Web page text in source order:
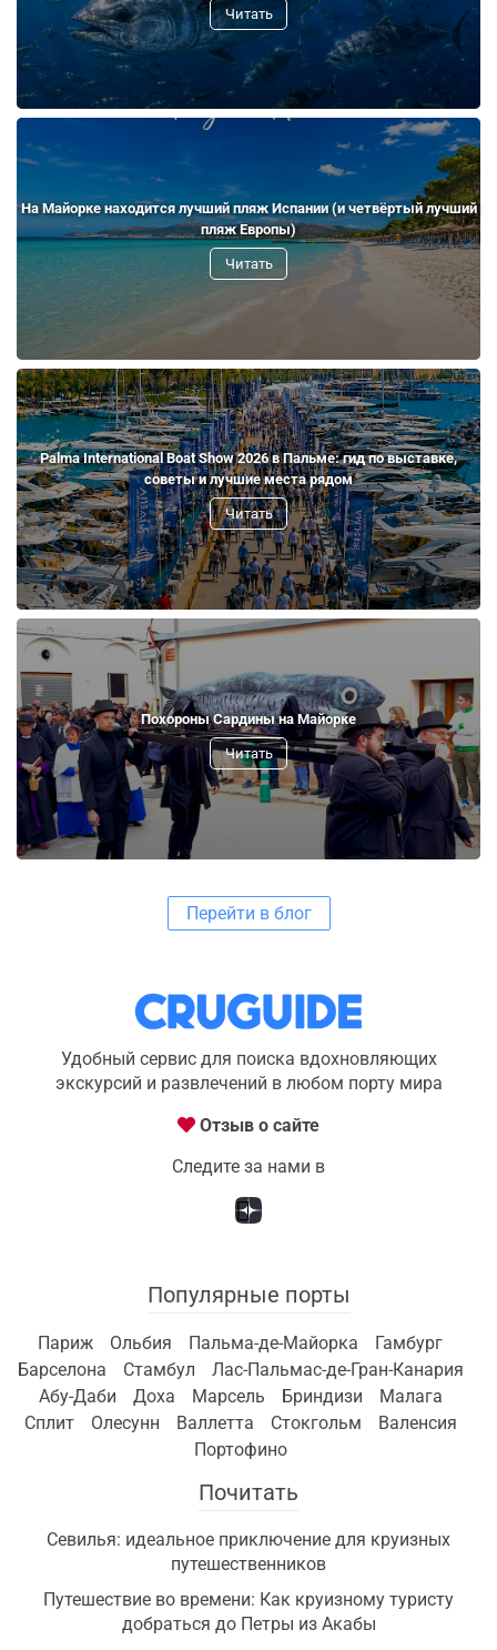
Читать
На Майорке находится лучший пляж Испании (и четвёртый лучший
пляж Европы)
Читать
Palma International Boat Show 2026 в Пальме: гид по выставке,
советы и лучшие места рядом
Читать
Похороны Сардины на Майорке
Читать
Перейти в блог
Удобный сервис для поиска вдохновляющих
экскурсий и развлечений в любом порту мира
Отзыв о сайте
Следите за нами в
Популярные порты
Париж Ольбия Пальма-де-Майорка
Гамбург
Барселона
Стамбул
Лас-Пальмас-де-Гран-Канария
Абу-Даби
Доха Марсель Бриндизи
Малага
Сплит
Олесунн Валлетта Стокгольм
Валенсия
Портофино
Почитать
Севилья: идеальное приключение для круизных
путешественников
Путешествие во времени: Как круизному туристу
добраться до Петры из Акабы